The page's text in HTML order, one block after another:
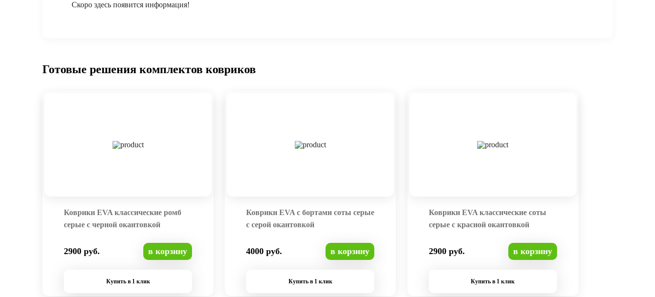
Скоро здесь появится информация!
Готовые решения комплектов ковриков
Коврики EVA классические ромб
серые с черной окантовкой
2900 руб. в корзину
Купить в 1 клик
Коврики EVA с бортами соты серые
с серой окантовкой
4000 руб. в корзину
Купить в 1 клик
Коврики EVA классические соты
серые с красной окантовкой
2900 руб. в корзину
Купить в 1 клик